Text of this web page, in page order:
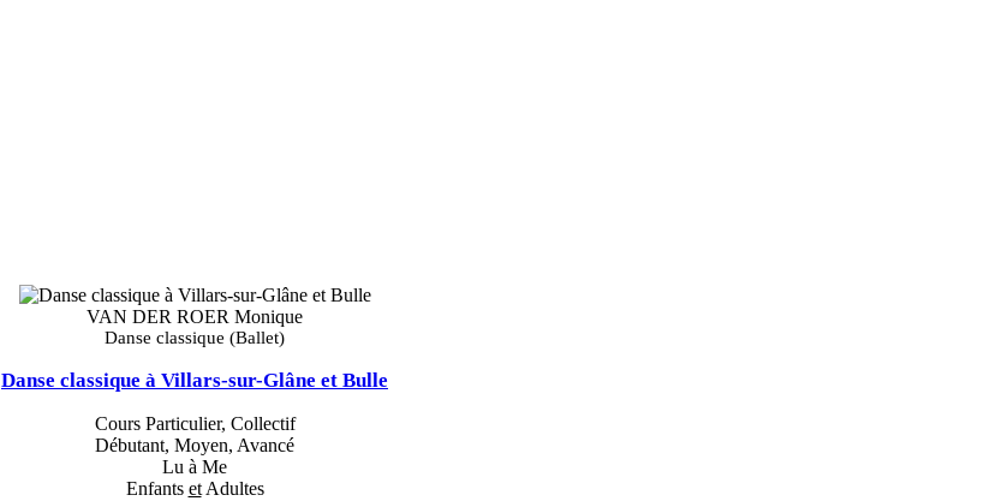
VAN DER ROER Monique
Danse classique (Ballet)
Danse classique à Villars-sur-Glâne et Bulle
Cours Particulier, Collectif
Débutant, Moyen, Avancé
Lu à Me
Enfants etAdultes